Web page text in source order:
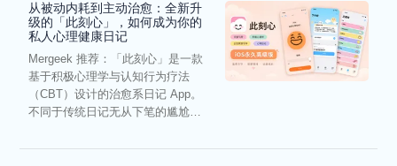
从被动内耗到主动治愈：全新升
级的「此刻心」，如何成为你的
私人心理健康日记
Mergeek 推荐：「此刻心」是一款
基于积极心理学与认知行为疗法
（CBT）设计的治愈系日记 App。
不同于传统日记无从下笔的尴尬，